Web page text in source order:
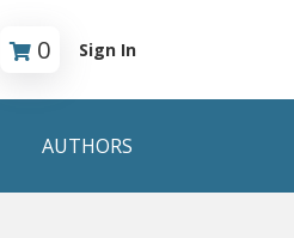
0 Sign In
AUTHORS